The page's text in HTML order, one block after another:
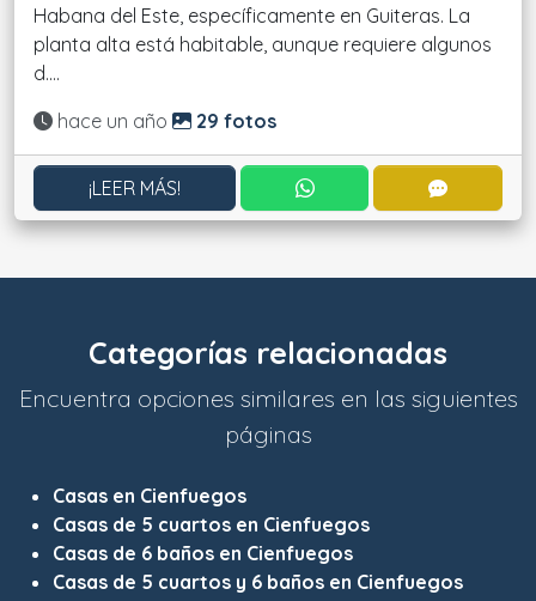
Habana del Este, específicamente en Guiteras. La
planta alta está habitable, aunque requiere algunos
d....
Actualizado:
hace un año 29 fotos
¡LEER MÁS! CONTACTAR POR
Categorías relacionadas
Encuentra opciones similares en las siguientes
páginas
Casas en Cienfuegos
Casas de 5 cuartos en Cienfuegos
Casas de 6 baños en Cienfuegos
Casas de 5 cuartos y 6 baños en Cienfuegos